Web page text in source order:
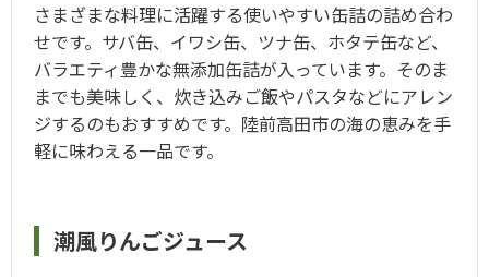
さまざまな料理に活躍する使いやすい缶詰の詰め合わ
せです。サバ缶、イワシ缶、ツナ缶、ホタテ缶など、
バラエティ豊かな無添加缶詰が入っています。そのま
までも美味しく、炊き込みご飯やパスタなどにアレン
ジするのもおすすめです。陸前高田市の海の恵みを手
軽に味わえる一品です。
潮風りんごジュース